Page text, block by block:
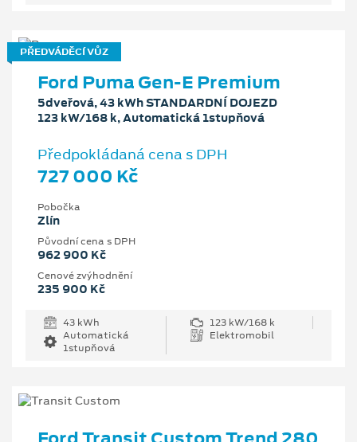
PŘEDVÁDĚCÍ VŮZ
Ford Puma Gen-E Premium
5dveřová, 43 kWh STANDARDNÍ DOJEZD
123 kW/168 k, Automatická 1stupňová
Předpokládaná cena s DPH
727 000 Kč
Pobočka
Zlín
Původní cena s DPH
962 900 Kč
Cenové zvýhodnění
235 900 Kč
43 kWh
123 kW/168 k
Automatická
1stupňová
Elektromobil